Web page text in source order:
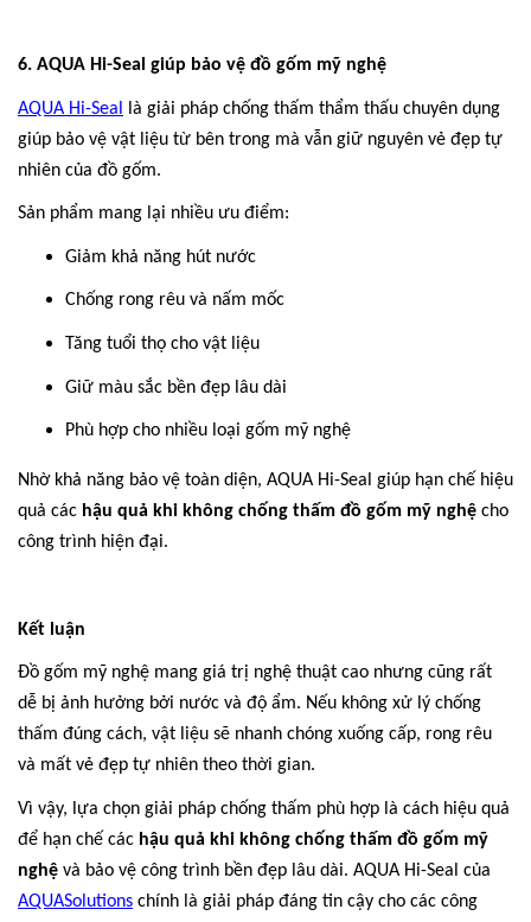
6. AQUA Hi-Seal giúp bảo vệ đồ gốm mỹ nghệ
AQUA Hi-Seal
là giải pháp chống thấm thẩm thấu chuyên dụng
giúp bảo vệ vật liệu từ bên trong mà vẫn giữ nguyên vẻ đẹp tự
nhiên của đồ gốm.
Sản phẩm mang lại nhiều ưu điểm:
Giảm khả năng hút nước
Chống rong rêu và nấm mốc
Tăng tuổi thọ cho vật liệu
Giữ màu sắc bền đẹp lâu dài
Phù hợp cho nhiều loại gốm mỹ nghệ
Nhờ khả năng bảo vệ toàn diện, AQUA Hi-Seal giúp hạn chế hiệu
quả các hậu quả khi không chống thấm đồ gốm mỹ nghệ cho
công trình hiện đại.
Kết luận
Đồ gốm mỹ nghệ mang giá trị nghệ thuật cao nhưng cũng rất
dễ bị ảnh hưởng bởi nước và độ ẩm. Nếu không xử lý chống
thấm đúng cách, vật liệu sẽ nhanh chóng xuống cấp, rong rêu
và mất vẻ đẹp tự nhiên theo thời gian.
Vì vậy, lựa chọn giải pháp chống thấm phù hợp là cách hiệu quả
để hạn chế các hậu quả khi không chống thấm đồ gốm mỹ
nghệ và bảo vệ công trình bền đẹp lâu dài. AQUA Hi-Seal của
AQUASolutions chính là giải pháp đáng tin cậy cho các công